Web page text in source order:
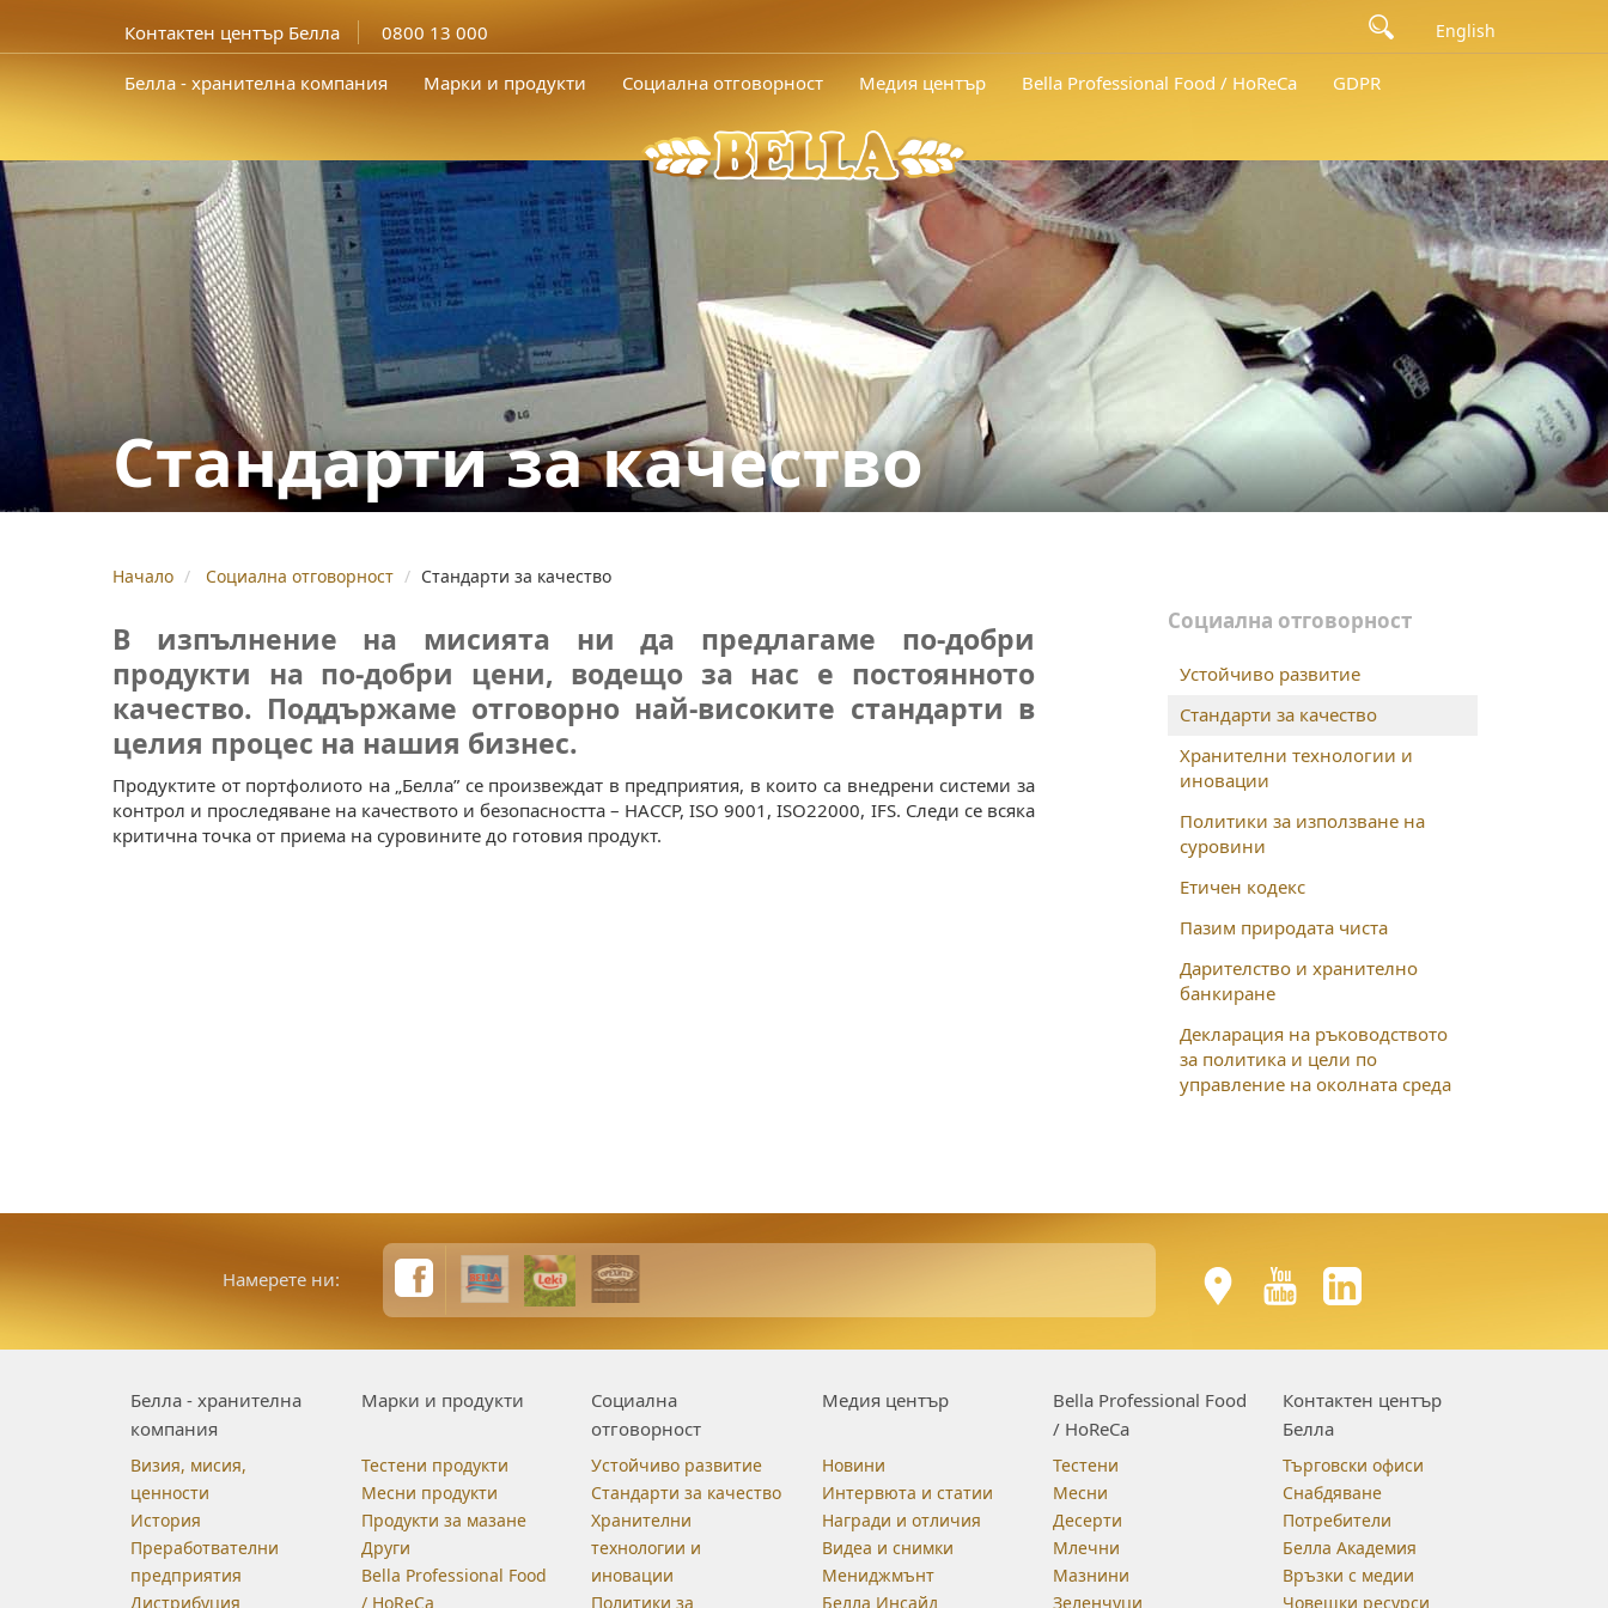
Контактен център Белла 0800 13 000 English
Белла - хранителна компания Марки и продукти Социална отговорност Медия център Bella Professional Food / HoReCa GDPR
Стандарти за качество
Начало Социална отговорност Стандарти за качество
В изпълнение на мисията ни да предлагаме по-добри
продукти на по-добри цени, водещо за нас е постоянното
качество. Поддържаме отговорно най-високите стандарти в
целия процес на нашия бизнес.
Продуктите от портфолиото на „Белла” се произвеждат в предприятия, в които са внедрени системи за
контрол и проследяване на качеството и безопасността – НАССР, ISO 9001, ISO22000, IFS. Следи се всяка
критична точка от приема на суровините до готовия продукт.
Социална отговорност
Устойчиво развитие
Стандарти за качество
Хранителни технологии и
иновации
Политики за използване на
суровини
Етичен кодекс
Пазим природата чиста
Дарителство и хранително
банкиране
Декларация на ръководството
за политика и цели по
управление на околната среда
Намерете ни:
Белла - хранителна
компания
Визия, мисия,
ценности
История
Преработвателни
предприятия
Дистрибуция
Марки и продукти
Тестени продукти
Месни продукти
Продукти за мазане
Други
Bella Professional Food
/ HoReCa
Социална
отговорност
Устойчиво развитие
Стандарти за качество
Хранителни
технологии и
иновации
Политики за
Медия център
Новини
Интервюта и статии
Награди и отличия
Видеа и снимки
Мениджмънт
Белла Инсайд
Bella Professional Food
/ HoReCa
Тестени
Месни
Десерти
Млечни
Мазнини
Зеленчуци
Контактен център
Белла
Търговски офиси
Снабдяване
Потребители
Белла Академия
Връзки с медии
Човешки ресурси